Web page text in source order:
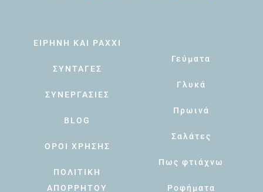
ΕΙΡΗΝΗ ΚΑΙ PAXXI
ΣΥΝΤΑΓΕΣ
ΣΥΝΕΡΓΑΣΙΕΣ
BLOG
ΟΡΟΙ ΧΡΗΣΗΣ
ΠΟΛΙΤΙΚΗ
ΑΠΟΡΡΗΤΟΥ
Γεύματα
Γλυκά
Πρωινά
Σαλάτες
Πως φτιάχνω
Ροφήματα